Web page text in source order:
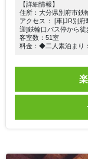
【詳細情報】
住所：大分県別府市鉄
アクセス： [車]JR別
迎]鉄輪口バス停から徒
客室数：51室
料金：◆二人素泊まり